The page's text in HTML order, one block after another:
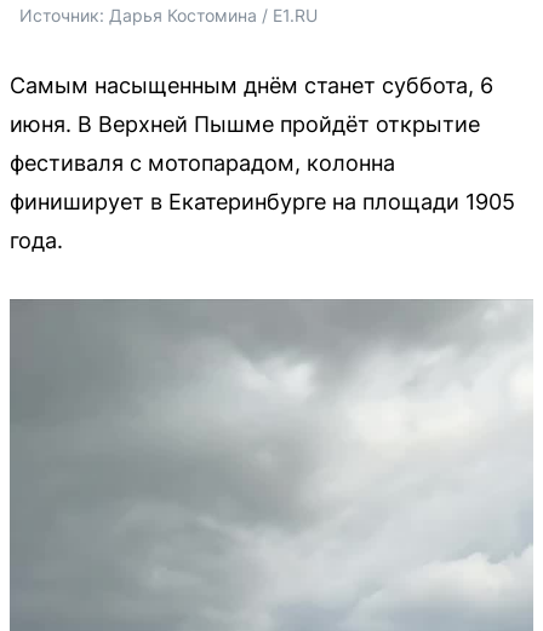
Источник: Дарья Костомина / E1.RU
Самым насыщенным днём станет суббота, 6
июня. В Верхней Пышме пройдёт открытие
фестиваля с мотопарадом, колонна
финиширует в Екатеринбурге на площади 1905
года.